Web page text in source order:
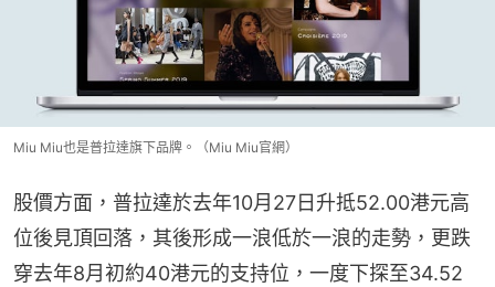
Miu Miu也是普拉達旗下品牌。（Miu Miu官網）
股價方面，普拉達於去年10月27日升抵52.00港元高
位後見頂回落，其後形成一浪低於一浪的走勢，更跌
穿去年8月初約40港元的支持位，一度下探至34.52